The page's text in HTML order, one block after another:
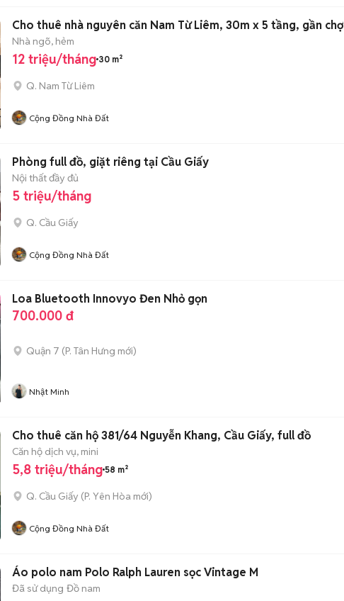
Cho thuê nhà nguyên căn Nam Từ Liêm, 30m x 5 tầng, gần chợ
Nhà ngõ, hẻm
12 triệu/tháng 30 m²
Q. Nam Từ Liêm
Cộng Đồng Nhà Đất
Phòng full đồ, giặt riêng tại Cầu Giấy
Nội thất đầy đủ
5 triệu/tháng
Q. Cầu Giấy
Cộng Đồng Nhà Đất
Loa Bluetooth Innovyo Đen Nhỏ gọn
700.000 đ
Quận 7 (P. Tân Hưng mới)
Nhật Minh
Cho thuê căn hộ 381/64 Nguyễn Khang, Cầu Giấy, full đồ
Căn hộ dịch vụ, mini
5,8 triệu/tháng 58 m²
Q. Cầu Giấy (P. Yên Hòa mới)
Cộng Đồng Nhà Đất
Áo polo nam Polo Ralph Lauren sọc Vintage M
Đã sử dụng Đồ nam